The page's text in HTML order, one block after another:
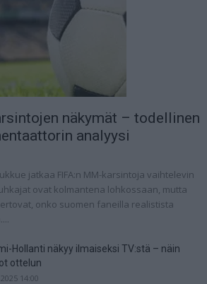
näkymät – todellinen
analyysi
jatkaa FIFA:n MM-karsintoja vaihtelevin
ovat kolmantena lohkossaan, mutta
onko suomen faneilla realistista
Hollanti näkyy ilmaiseksi TV:stä – näin
ottelun
14:00